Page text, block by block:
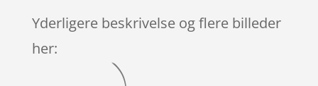
Yderligere beskrivelse og flere billeder
her: